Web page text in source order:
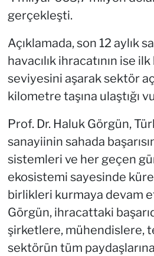
gerçekleşti.
Açıklamada, son 12 aylık
havacılık ihracatının ise
seviyesini aşarak sektör
kilometre taşına ulaştığı
Prof. Dr. Haluk Görgün,
sanayiinin sahada
sistemleri ve her geçen
ekosistemi sayesinde
birlikleri kurmaya devam
Görgün, ihracattaki
şirketlere, mühendislere,
sektörün tüm